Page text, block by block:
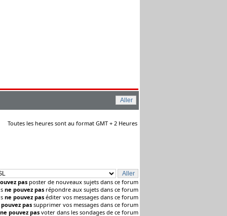
Toutes les heures sont au format GMT + 2 Heures
pas poster de nouveaux sujets dans ce forum
ne pouvez pas répondre aux sujets dans ce forum
ne pouvez pas éditer vos messages dans ce forum
pas supprimer vos messages dans ce forum
ne pouvez pas voter dans les sondages de ce forum